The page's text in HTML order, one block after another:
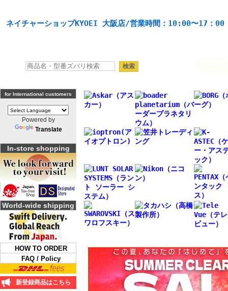
ネイチャーショップKYOEI 大阪店/営業時間：10:00〜17：00
Seestar
for International customers
Powered by
Translate
In-store shopping
World-wide shipping
HOW TO ORDER
FAQ / Policy
新登録商品はこちら